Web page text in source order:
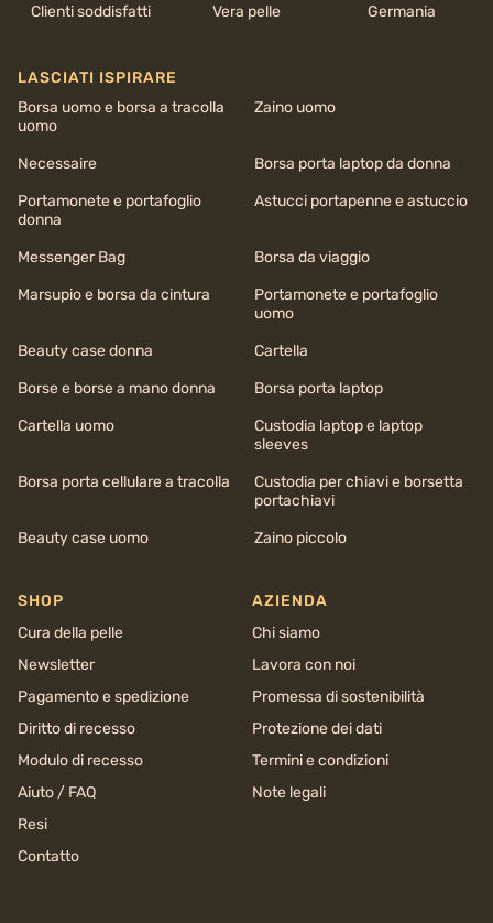
Clienti soddisfatti Vera pelle Germania
LASCIATI ISPIRARE
Borsa uomo e borsa a tracolla
uomo
Zaino uomo
Necessaire
Borsa porta laptop da donna
Portamonete e portafoglio
donna
Astucci portapenne e astuccio
Messenger Bag
Borsa da viaggio
Marsupio e borsa da cintura
Portamonete e portafoglio
uomo
Beauty case donna
Cartella
Borse e borse a mano donna
Borsa porta laptop
Cartella uomo
Custodia laptop e laptop
sleeves
Borsa porta cellulare a tracolla
Custodia per chiavi e borsetta
portachiavi
Beauty case uomo
Zaino piccolo
SHOP
Cura della pelle
Newsletter
Pagamento e spedizione
Diritto di recesso
Modulo di recesso
Aiuto / FAQ
Resi
Contatto
AZIENDA
Chi siamo
Lavora con noi
Promessa di sostenibilità
Protezione dei dati
Termini e condizioni
Note legali